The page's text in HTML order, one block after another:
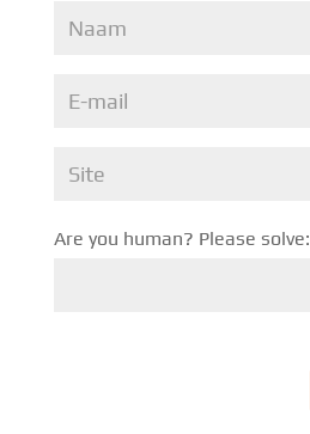
Are you human? Please solve: